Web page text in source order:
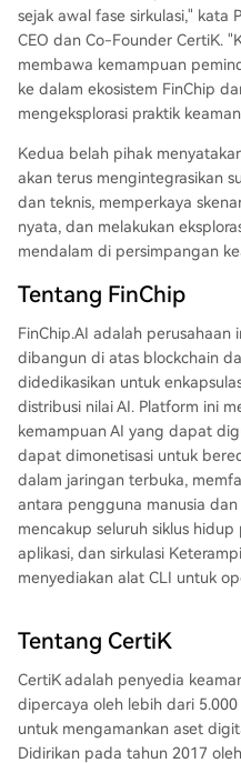
sejak awal fase sirkulasi," kata
CEO dan Co-Founder CertiK.
membawa kemampuan
ke dalam ekosistem FinChip
mengeksplorasi praktik
Kedua belah pihak
akan terus mengintegrasikan
dan teknis, memperkaya
nyata, dan melakukan
mendalam di persimpangan
Tentang FinChip
FinChip.AI adalah perusahaan
dibangun di atas blockchain
didedikasikan untuk
distribusi nilai AI. Platform ini
kemampuan AI yang dapat
dapat dimonetisasi untuk
dalam jaringan terbuka,
antara pengguna manusia dan
mencakup seluruh siklus hidup
aplikasi, dan sirkulasi
menyediakan alat CLI untuk
Tentang CertiK
CertiK adalah penyedia
dipercaya oleh lebih dari
untuk mengamankan aset
Didirikan pada tahun 2017